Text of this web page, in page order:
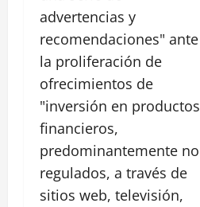
advertencias y
recomendaciones" ante
la proliferación de
ofrecimientos de
"inversión en productos
financieros,
predominantemente no
regulados, a través de
sitios web, televisión,